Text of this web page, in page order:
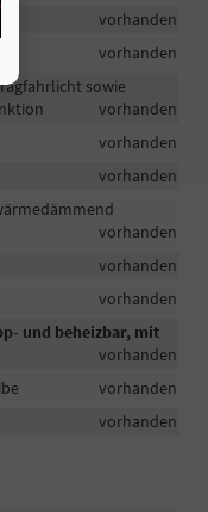
vorhanden
vorhanden
sowie
vorhanden
vorhanden
vorhanden
vorhanden
vorhanden
vorhanden
und beheizbar, mit
vorhanden
vorhanden
vorhanden